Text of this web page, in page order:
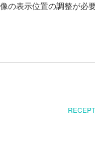
表示位置の調整が必